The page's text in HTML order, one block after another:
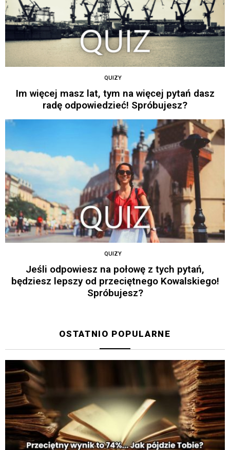
QUIZY
Im więcej masz lat, tym na więcej pytań dasz
radę odpowiedzieć! Spróbujesz?
QUIZY
Jeśli odpowiesz na połowę z tych pytań,
będziesz lepszy od przeciętnego Kowalskiego!
Spróbujesz?
OSTATNIO POPULARNE